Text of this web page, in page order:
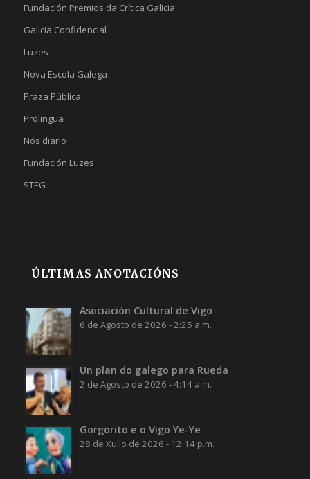
Fundación Premios da Crítica Galicia
Galicia Confidencial
Luzes
Nova Escola Galega
Praza Pública
Prolingua
Nós diario
Fundación Luzes
STEG
ÚLTIMAS ANOTACIÓNS
Asociación Cultural de Vigo
6 de Agosto de 2026 - 2:25 a.m.
Un plan do galego para Rueda
2 de Agosto de 2026 - 4:14 a.m.
Gorgorito e o Vigo Ye-Ye
28 de Xullo de 2026 - 12:14 p.m.